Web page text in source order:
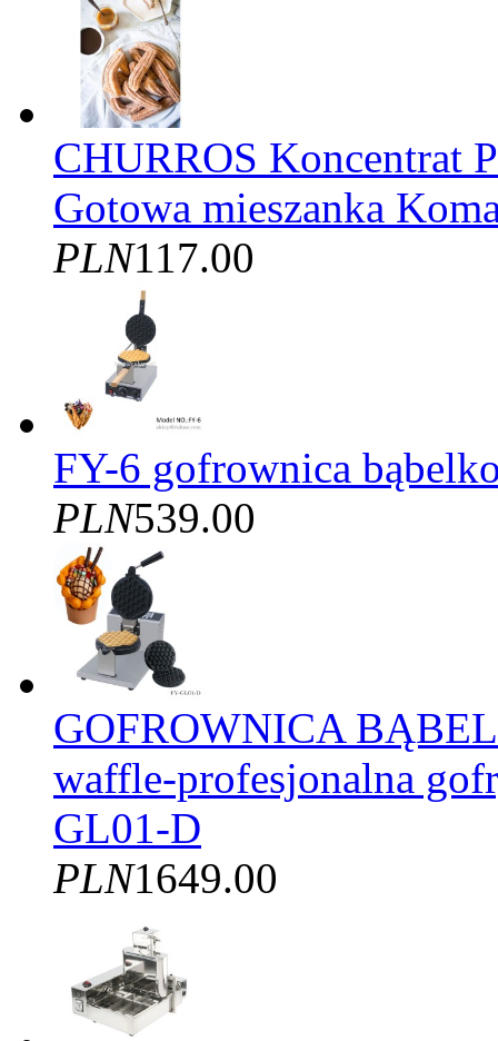
CHURROS Koncentrat
Gotowa mieszanka
PLN117.00
FY-6 gofrownica
PLN539.00
GOFROWNICA
waffle-profesjonalna
GL01-D
PLN1649.00